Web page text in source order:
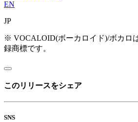
EN
JP
※ VOCALOID(ボーカロイド)/ボカロ
録商標です。
このリリースをシェア
SNS